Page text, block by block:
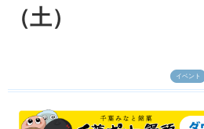
（土）
イベント